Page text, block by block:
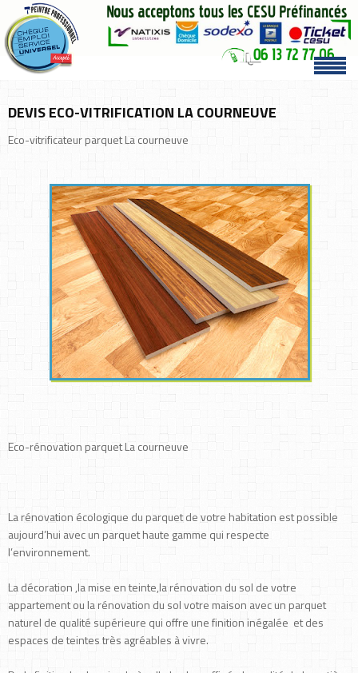
DEVIS ECO-VITRIFICATION LA COURNEUVE
Eco-vitrificateur parquet La courneuve
Eco-rénovation parquet La courneuve
La rénovation écologique du parquet de votre habitation est possible
aujourd’hui avec un parquet haute gamme qui respecte
l’environnement.
La décoration ,la mise en teinte,la rénovation du sol de votre
appartement ou la rénovation du sol votre maison avec un parquet
naturel de qualité supérieure qui offre une finition inégalée et des
espaces de teintes très agréables à vivre.